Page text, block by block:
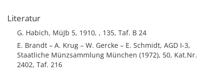
Literatur
G. Habich, MüJb 5, 1910, , 135, Taf. B 24
E. Brandt – A. Krug – W. Gercke – E. Schmidt, AGD I-3,
Staatliche Münzsammlung München (1972), 50, Kat.Nr.
2402, Taf. 216